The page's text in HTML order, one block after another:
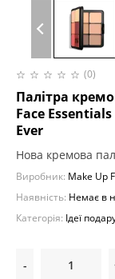
(0)
Палітра
Face
Ever
Нова кремова
Виробник: Make Up
Наявність: Немає в
Категорія: Ідеї
-